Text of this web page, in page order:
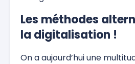
Les méthodes
la digitalisation !
On a aujourd’hui une